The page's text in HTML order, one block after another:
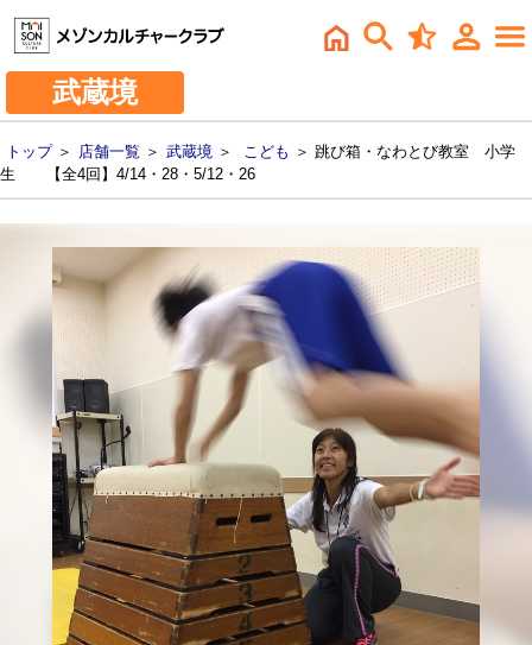
武蔵境
トップ＞ 店舗一覧 ＞ 武蔵境 ＞ こども ＞ 跳び箱・なわとび教室 小学
生 【全4回】4/14・28・5/12・26